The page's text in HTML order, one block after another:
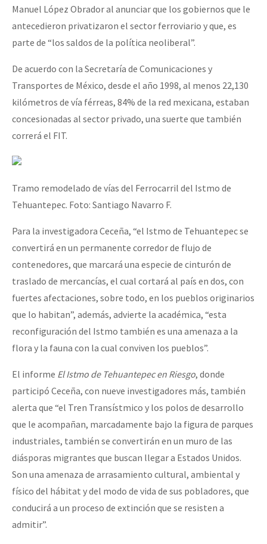
Manuel López Obrador al anunciar que los gobiernos que le
antecedieron privatizaron el sector ferroviario y que, es
parte de “los saldos de la política neoliberal”.
De acuerdo con la Secretaría de Comunicaciones y
Transportes de México, desde el año 1998, al menos 22,130
kilómetros de vía férreas, 84% de la red mexicana, estaban
concesionadas al sector privado, una suerte que también
correrá el FIT.
Tramo remodelado de vías del Ferrocarril del Istmo de
Tehuantepec. Foto: Santiago Navarro F.
Para la investigadora Ceceña, “el Istmo de Tehuantepec se
convertirá en un permanente corredor de flujo de
contenedores, que marcará una especie de cinturón de
traslado de mercancías, el cual cortará al país en dos, con
fuertes afectaciones, sobre todo, en los pueblos originarios
que lo habitan”, además, advierte la académica, “esta
reconfiguración del Istmo también es una amenaza a la
flora y la fauna con la cual conviven los pueblos”.
El informe El Istmo de Tehuantepec en Riesgo, donde
participó Ceceña, con nueve investigadores más, también
alerta que “el Tren Transístmico y los polos de desarrollo
que le acompañan, marcadamente bajo la figura de parques
industriales, también se convertirán en un muro de las
diásporas migrantes que buscan llegar a Estados Unidos.
Son una amenaza de arrasamiento cultural, ambiental y
físico del hábitat y del modo de vida de sus pobladores, que
conducirá a un proceso de extinción que se resisten a
admitir”.